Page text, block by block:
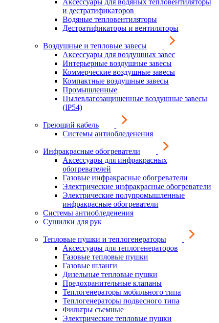
Аксессуары для водяных тепловентиляторы
и дестратификаторов
Водяные тепловентиляторы
Дестратификаторы и вентиляторы
Воздушные и тепловые завесы
Аксессуары для воздушных завес
Интерьерные воздушные завесы
Коммерческие воздушные завесы
Компактные воздушные завесы
Промышленные
Пылевлагозащищенные воздушные завесы
(IP54)
Греющий кабель
Системы антиобледенения
Инфракрасные обогреватели
Аксессуары для инфракрасных
обогревателей
Газовые инфракрасные обогреватели
Электрические инфракрасные обогреватели
Электрические полупромышленные
инфракрасные обогреватели
Системы антиобледенения
Сушилки для рук
Тепловые пушки и теплогенераторы
Аксессуары для теплогенераторов
Газовые тепловые пушки
Газовые шланги
Дизельные тепловые пушки
Предохранительные клапаны
Теплогенераторы мобильного типа
Теплогенераторы подвесного типа
Фильтры съемные
Электрические тепловые пушки